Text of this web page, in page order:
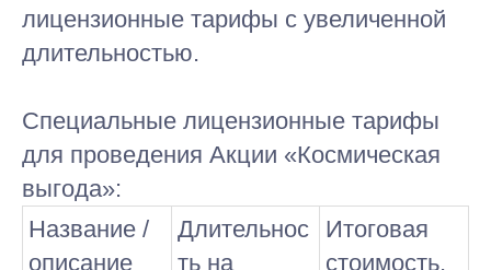
лицензионные тарифы с увеличенной
длительностью.
Специальные лицензионные тарифы
для проведения Акции «Космическая
выгода»:
Название /
описание
Длительнос
ть на
Итоговая
стоимость,